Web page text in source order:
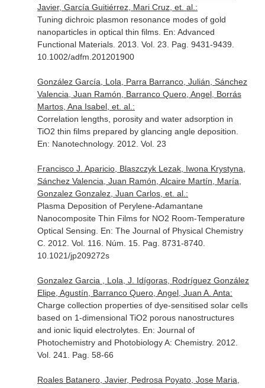
Javier, García Guitiérrez, Mari Cruz, et. al.:
Tuning dichroic plasmon resonance modes of gold
nanoparticles in optical thin films. En: Advanced
Functional Materials. 2013. Vol. 23. Pag. 9431-9439.
10.1002/adfm.201201900
González García, Lola, Parra Barranco, Julián, Sánchez
Valencia, Juan Ramón, Barranco Quero, Angel, Borrás
Martos, Ana Isabel, et. al.:
Correlation lengths, porosity and water adsorption in
TiO2 thin films prepared by glancing angle deposition.
En: Nanotechnology. 2012. Vol. 23
Francisco J. Aparicio, Blaszczyk Lezak, Iwona Krystyna,
Sánchez Valencia, Juan Ramón, Alcaire Martín, María,
Gonzalez Gonzalez, Juan Carlos, et. al.:
Plasma Deposition of Perylene-Adamantane
Nanocomposite Thin Films for NO2 Room-Temperature
Optical Sensing. En: The Journal of Physical Chemistry
C. 2012. Vol. 116. Núm. 15. Pag. 8731-8740.
10.1021/jp209272s
Gonzalez Garcia , Lola, J. Idígoras, Rodríguez González
Elipe, Agustín, Barranco Quero, Angel, Juan A. Anta:
Charge collection properties of dye-sensitised solar cells
based on 1-dimensional TiO2 porous nanostructures
and ionic liquid electrolytes. En: Journal of
Photochemistry and Photobiology A: Chemistry. 2012.
Vol. 241. Pag. 58-66
Roales Batanero, Javier, Pedrosa Poyato, Jose Maria,